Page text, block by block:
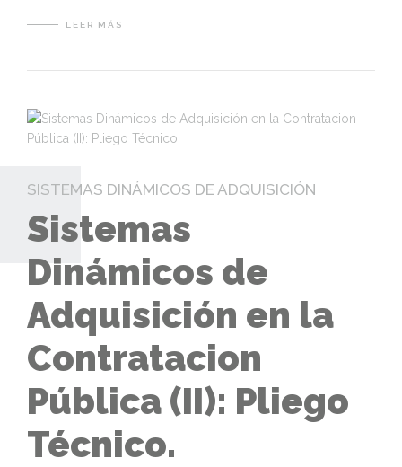
LEER MÁS
SISTEMAS DINÁMICOS DE ADQUISICIÓN
Sistemas
Dinámicos de
Adquisición en la
Contratacion
Pública (II): Pliego
Técnico.